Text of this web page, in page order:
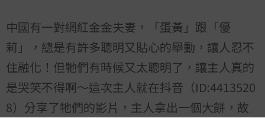
中國有一對網紅金金夫妻，「蛋黃」跟「優
莉」，總是有許多聰明又貼心的舉動，讓人忍不
住融化！但牠們有時候又太聰明了，讓主人真的
是哭笑不得啊～這次主人就在抖音（ID:4413520
8）分享了牠們的影片，主人拿出一個大餅，故